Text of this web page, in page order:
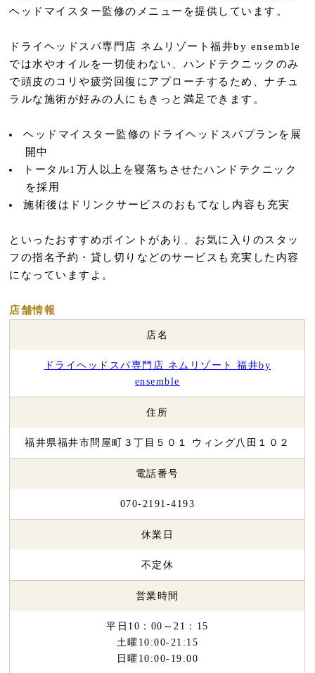
ヘッドマイスター監修のメニューを提供しています。
ドライヘッドスパ専門店 ネムリゾート福井by ensemble
では水やオイルを一切使わない、ハンドテクニックのみ
で頭皮のコリや疲労回復にアプローチするため、ナチュ
ラルな施術が好みの人にもきっと満足できます。
ヘッドマイスター監修のドライヘッドスパプランを展
開中
トータル1万人以上を寝落ちさせたハンドテクニック
を採用
施術後はドリンクサービスのおもてなし内容も充実
といったおすすめポイントがあり、お気に入りのスタッ
フの指名予約・貸し切りなどのサービスも充実した内容
になっていますよ。
店舗情報
店名
ドライヘッドスパ専門店 ネムリゾート 福井by
ensemble
住所
福井県福井市問屋町３丁目５０１ ウィング八田１０２
電話番号
070-2191-4193
休業日
不定休
営業時間
平日10：00～21：15
土曜10:00-21:15
日曜10:00-19:00